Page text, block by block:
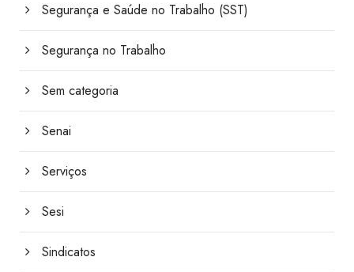
Segurança e Saúde no Trabalho (SST)
Segurança no Trabalho
Sem categoria
Senai
Serviços
Sesi
Sindicatos